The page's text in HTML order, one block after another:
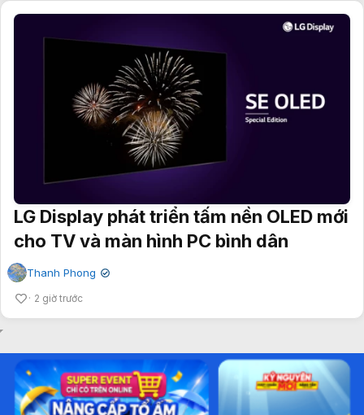
LG Display phát triển tấm nền OLED mới
cho TV và màn hình PC bình dân
Thanh Phong ✔
2 giờ trước